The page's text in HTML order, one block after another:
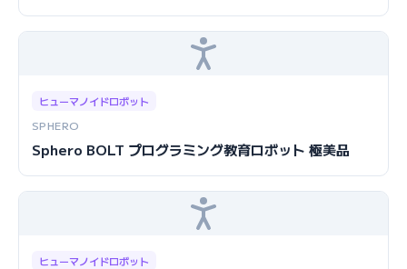
ヒューマノイドロボット
SPHERO
Sphero BOLT プログラミング教育ロボット 極美品
ヒューマノイドロボット